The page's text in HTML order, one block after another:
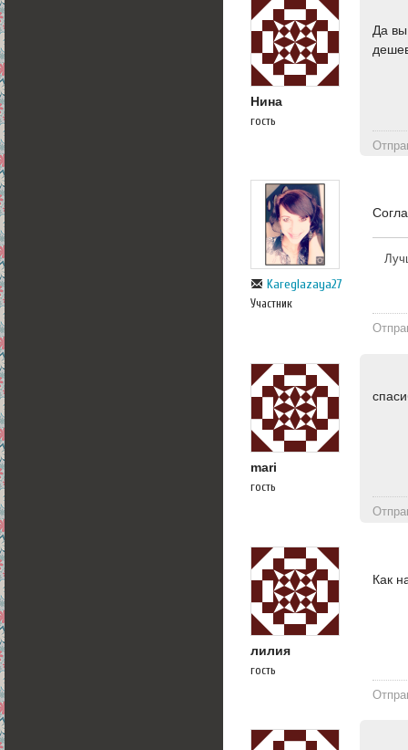
Нина
гость
Да вы
Kareglazaya27
Участник
mari
гость
лилия
гость
Как